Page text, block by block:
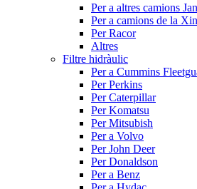
Per a altres camions
Per a camions de la
Per Racor
Altres
Filtre hidràulic
Per a Cummins
Per Perkins
Per Caterpillar
Per Komatsu
Per Mitsubish
Per a Volvo
Per John Deer
Per Donaldson
Per a Benz